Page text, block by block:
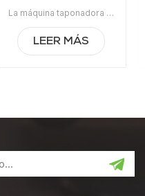
máquina que capsula
del vacío
La máquina taponadora al vacío de botellas de vidrio / la máquina taponadora al vacío giratoria es aplicable para tapas giratorias, tapas con orejetas, tapas roscadas, tapas de rosca continua, tapas acanaladas, tapas y cierres de cúpula, etc.Artículo No:UT0AXG8La orden mínima:1Pago:TTPuerto de embarque:CantónRegión original:Guangzhou, ChinaTiempo de espera:30 días después de recibir el depósito
LEER MÁS